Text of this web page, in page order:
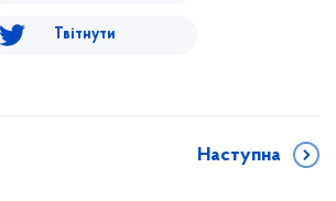
Твітнути
Наступна